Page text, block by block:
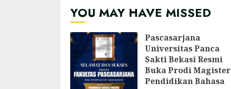
Pendataan Fauna-
Bogor
AGUSTUS 3, 2026
YOU MAY HAVE MISSED
Pascasarjana
Universitas Panca
Sakti Bekasi Resmi
Buka Prodi Magister
Pendidikan Bahasa